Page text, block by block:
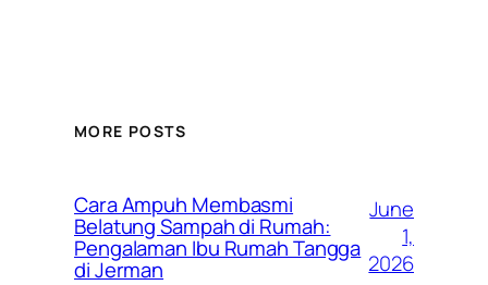
MORE POSTS
Cara Ampuh Membasmi
Belatung Sampah di Rumah:
Pengalaman Ibu Rumah Tangga
di Jerman
June
1,
2026